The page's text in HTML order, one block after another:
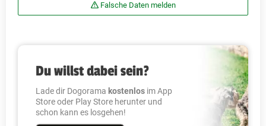
Falsche Daten melden
Du willst dabei sein?
Lade dir Dogorama kostenlos im App
Store oder Play Store herunter und
schon kann es losgehen!